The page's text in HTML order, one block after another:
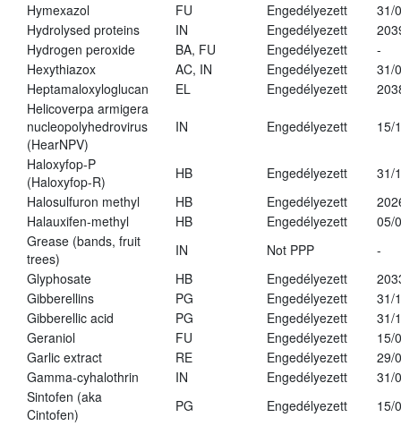
Hymexazol
FU Engedélyezett
31/
Hydrolysed proteins
IN Engedélyezett
Hydrogen peroxide
BA, FU Engedélyezett
-
Hexythiazox
AC, IN Engedélyezett
31/
Heptamaloxyloglucan
EL Engedélyezett
Helicoverpa armigera
nucleopolyhedrovirus
(HearNPV)
IN Engedélyezett 15/
Haloxyfop-P
(Haloxyfop-R)
HB Engedélyezett
31/
Halosulfuron methyl
HB Engedélyezett
Halauxifen-methyl
HB Engedélyezett
05/
Grease (bands, fruit
trees)
IN Not PPP
-
Glyphosate
HB Engedélyezett
Gibberellins
PG Engedélyezett
31/
Gibberellic acid
PG Engedélyezett
31/
Geraniol
FU Engedélyezett
15/
Garlic extract
RE Engedélyezett
29/
Gamma-cyhalothrin
IN Engedélyezett
31/
Sintofen (aka
Cintofen)
PG Engedélyezett
15/